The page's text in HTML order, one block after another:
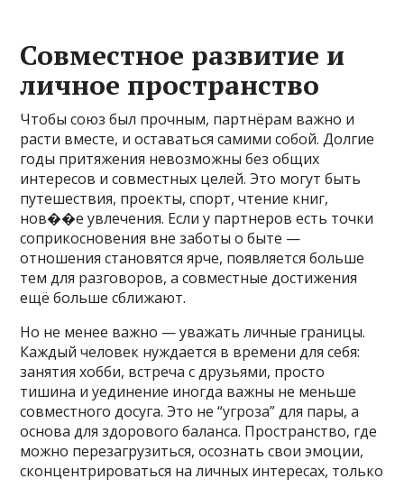
Совместное развитие и
личное пространство
Чтобы союз был прочным, партнёрам важно и
расти вместе, и оставаться самими собой. Долгие
годы притяжения невозможны без общих
интересов и совместных целей. Это могут быть
путешествия, проекты, спорт, чтение книг,
нов��е увлечения. Если у партнеров есть точки
соприкосновения вне заботы о быте —
отношения становятся ярче, появляется больше
тем для разговоров, а совместные достижения
ещё больше сближают.
Но не менее важно — уважать личные границы.
Каждый человек нуждается в времени для себя:
занятия хобби, встреча с друзьями, просто
тишина и уединение иногда важны не меньше
совместного досуга. Это не “угроза” для пары, а
основа для здорового баланса. Пространство, где
можно перезагрузиться, осознать свои эмоции,
сконцентрироваться на личных интересах, только